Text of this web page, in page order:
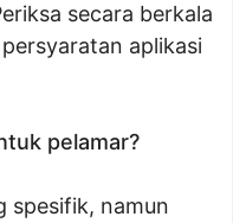
secara berkala
aplikasi
pelamar?
spesifik, namun